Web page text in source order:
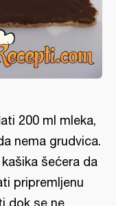
200 ml mleka,
nema grudvica.
šećera da
pripremljenu
dok se ne